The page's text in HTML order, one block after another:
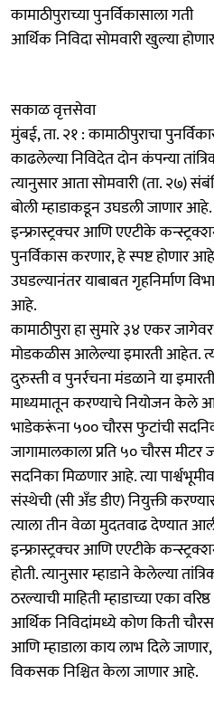
कामाठीपुराच्या पुनर्विकासाला गती
आर्थिक निविदा सोमवारी खुल्या होणार
सकाळ वृत्तसेवा
मुंबई, ता. २१ : कामाठीपुराचा
काढलेल्या निविदेत दोन कंपन्या
त्यानुसार आता सोमवारी (ता. २७)
बोली म्हाडाकडून उघडली जाणार
इन्फ्रास्ट्रक्चर आणि एएटीके
पुनर्विकास करणार, हे स्पष्ट होणार
उघडल्यानंतर याबाबत गृहनिर्माण
आहे.
कामाठीपुरा हा सुमारे ३४ एकर
मोडकळीस आलेल्या इमारती आहेत.
दुरुस्ती व पुनर्रचना मंडळाने या
माध्यमातून करण्याचे नियोजन केले
भाडेकरूंना ५०० चौरस फुटांची
जागामालकाला प्रति ५० चौरस
सदनिका मिळणार आहे. त्या
संस्थेची (सी अँड डीए) नियुक्ती
त्याला तीन वेळा मुदतवाढ देण्यात
इन्फ्रास्ट्रक्चर आणि एएटीके
होती. त्यानुसार म्हाडाने केलेल्या
ठरल्याची माहिती म्हाडाच्या एका
आर्थिक निविदांमध्ये कोण किती
आणि म्हाडाला काय लाभ दिले
विकसक निश्चित केला जाणार आहे.